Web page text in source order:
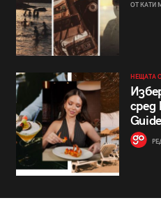
ОТ КАТИ
НЕЩАТА
сред